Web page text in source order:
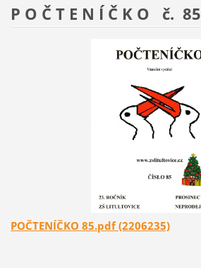
P O Č T E N Í Č K O č. 85
POČTENÍČKO 85.pdf (2206235)